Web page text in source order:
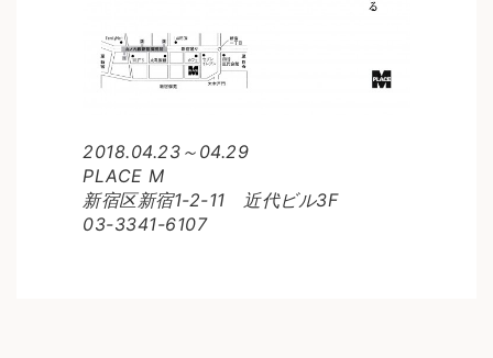
2018.04.23～04.29
PLACE M
新宿区新宿1-2-11 近代ビル3F
03-3341-6107